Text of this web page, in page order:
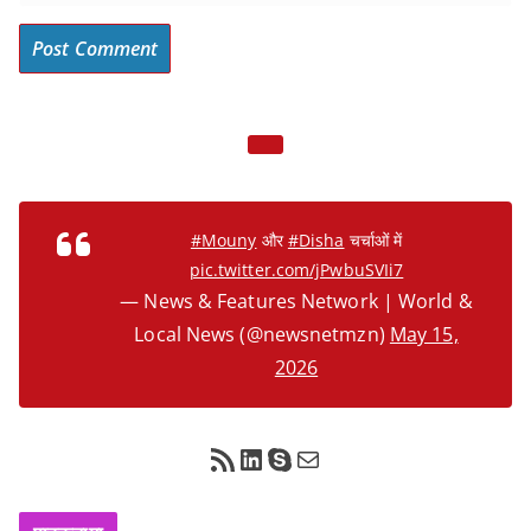
#Mouny और#Disha चर्चाओं में
pic.twitter.com/jPwbuSVIi7
— News & Features Network | World &
Local News (@newsnetmzn) May 15,
2026
RSS Feed LinkedIn Skype Mail